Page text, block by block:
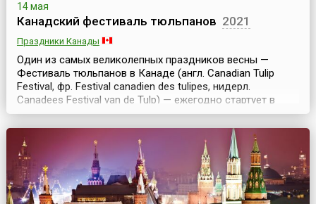
14 мая
Канадский фестиваль тюльпанов 2021
Праздники Канады
Один из самых великолепных праздников весны —
Фестиваль тюльпанов в Канаде (англ. Canadian Tulip
Festival, фр. Festival canadien des tulipes, нидерл.
Canadees Festival van de Tulp) — ежегодно стартует в
Оттаве в первой половине мая и длится около двух
недель. Ежегодно в мае канадская столица утопает в
разноцветном море тюльпанов, которые по давней
традиции посылают в дар Канаде благодарные гол...